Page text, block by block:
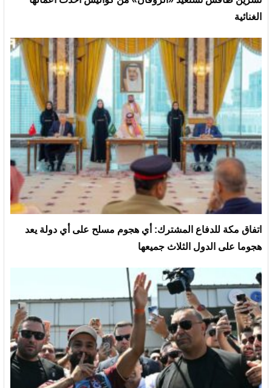
الغنائية
‏اتفاق مكة للدفاع المشترك: أي هجوم مسلح على أي دولة يعد
هجوما على الدول الثلاث جميعها